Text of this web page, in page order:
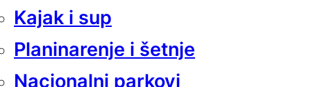
Kajak i sup
Planinarenje i šetnje
Nacionalni parkovi